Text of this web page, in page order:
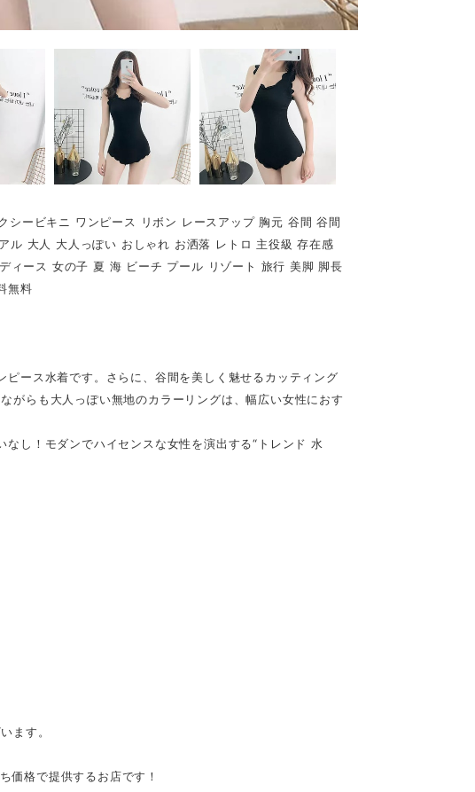
シービキニ ワンピース リボン レースアップ 胸元 谷間 谷間
大人 大人っぽい おしゃれ お洒落 レトロ 主役級 存在感
ース 女の子 夏 海 ビーチ プール リゾート 旅行 美脚 脚長
無料
ース水着です。さらに、谷間を美しく魅せるカッティング
がらも大人っぽい無地のカラーリングは、幅広い女性におす
し！モダンでハイセンスな女性を演出する“トレンド 水
ます。
価格で提供するお店です！